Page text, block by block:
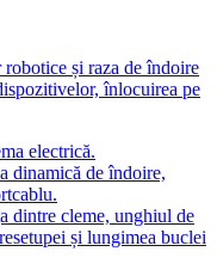
și raza de îndoire
înlocuirea pe
electrică.
dinamică de îndoire,
dintre cleme, unghiul de
și lungimea buclei